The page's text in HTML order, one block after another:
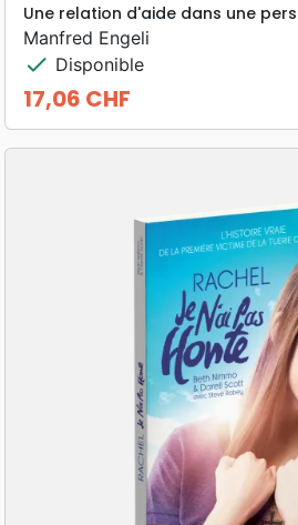
Une relation d'aide dans une
Manfred Engeli
check Disponible
Prix
17,06 CHF